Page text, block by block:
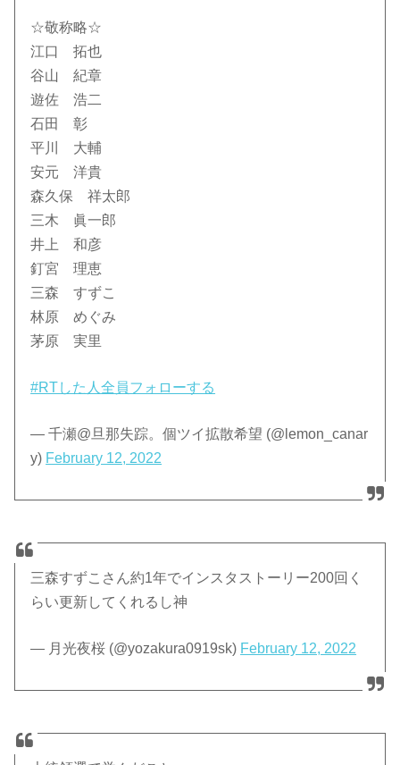
☆敬称略☆
江口 拓也
谷山 紀章
遊佐 浩二
石田 彰
平川 大輔
安元 洋貴
森久保 祥太郎
三木 眞一郎
井上 和彦
釘宮 理恵
三森 すずこ
林原 めぐみ
茅原 実里
#RTした人全員フォローする
— 千瀬@旦那失踪。個ツイ拡散希望 (@lemon_canar
y) February 12, 2022
三森すずこさん約1年でインスタストーリー200回く
らい更新してくれるし神
— 月光夜桜 (@yozakura0919sk) February 12, 2022